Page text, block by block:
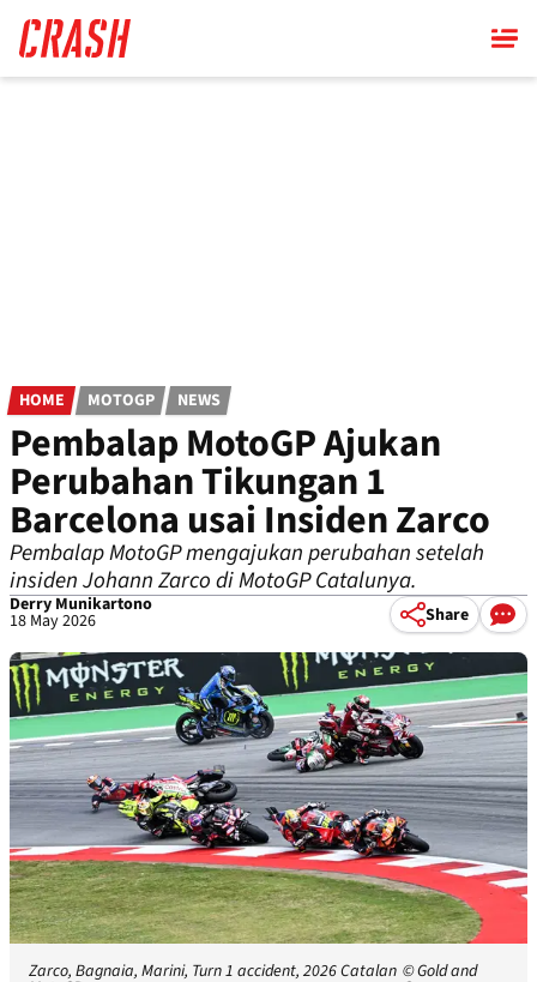
main
content
HOME MOTOGP NEWS
Pembalap MotoGP Ajukan
Perubahan Tikungan 1
Barcelona usai Insiden Zarco
Pembalap MotoGP mengajukan perubahan setelah
insiden Johann Zarco di MotoGP Catalunya.
Derry Munikartono
18 May 2026 Share
Zarco, Bagnaia, Marini, Turn 1 accident, 2026 Catalan © Gold and